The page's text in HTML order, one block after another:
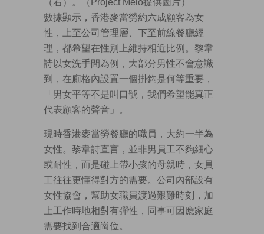
（右）。（Project Melo提供圖片）
數據顯示，香港麥當勞約六成顧客為女
性，上至公司管理層、下至前線餐廳經
理，都希望在性別上維持相近比例。黎韋
詩以女洗手間為例，大部分男性不會意識
到，在廁格內設置一個掛鈎是何等重要，
「男女平等不是叫口號，我們希望能真正
代表顧客的聲音」。
現時香港麥當勞餐廳的職員，大約一半為
女性。黎韋詩直言，並非男員工不夠細心
或耐性，而是碰上帶小孩的母親時，女員
工往往更懂得對方的需要。公司內部設有
女性協會，幫助女職員渡過艱難時刻，加
上工作時地相對有彈性，同事可因應家庭
需要找到合適崗位。